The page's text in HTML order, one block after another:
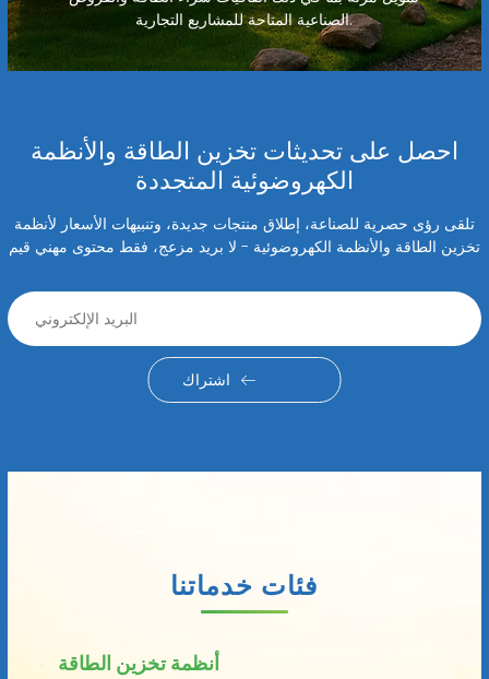
الصناعية المتاحة للمشاريع التجارية.
احصل على تحديثات تخزين الطاقة والأنظمة
الكهروضوئية المتجددة
تلقى رؤى حصرية للصناعة، إطلاق منتجات جديدة، وتنبيهات الأسعار لأنظمة
تخزين الطاقة والأنظمة الكهروضوئية - لا بريد مزعج، فقط محتوى مهني قيم
اشتراك
فئات خدماتنا
أنظمة تخزين الطاقة